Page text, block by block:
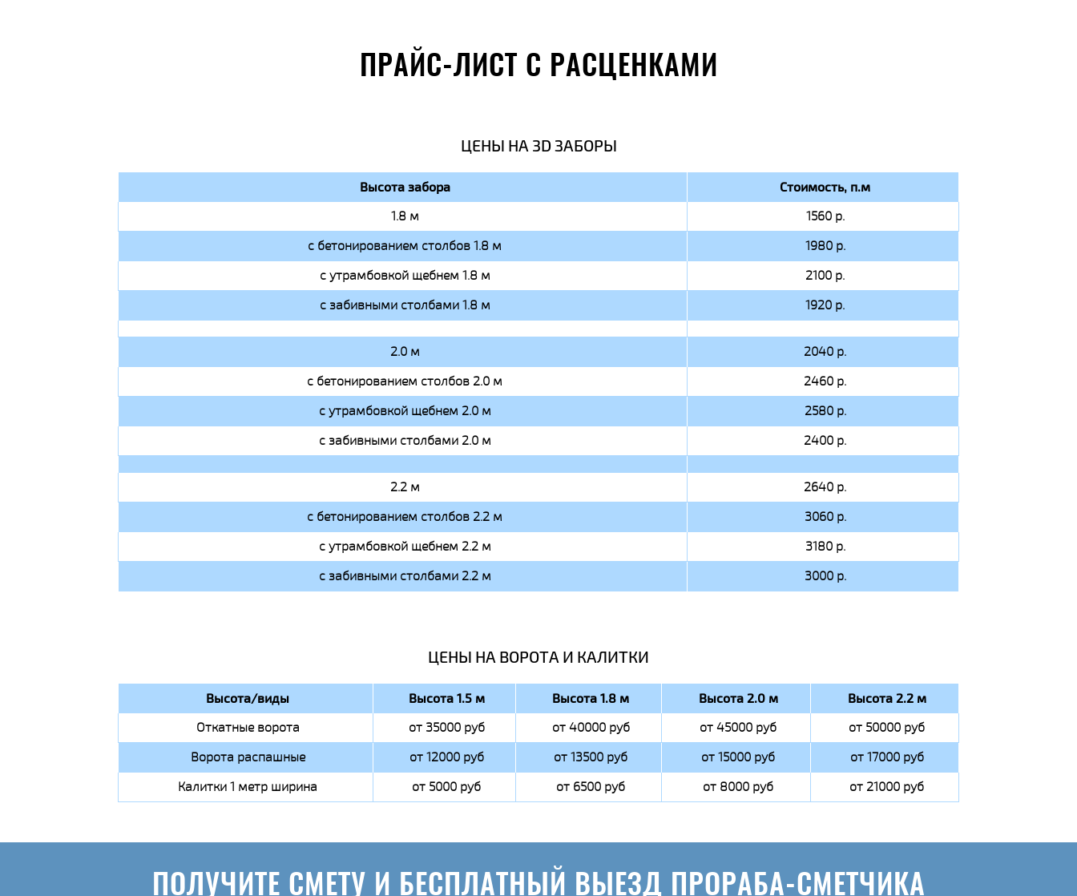
ПРАЙС-ЛИСТ С РАСЦЕНКАМИ
ЦЕНЫ НА 3D ЗАБОРЫ
Высота забора Стоимость, п.м
1.8 м
1560 р.
с бетонированием столбов 1.8 м
1980 р.
с утрамбовкой щебнем 1.8 м
2100 р.
с забивными столбами 1.8 м
1920 р.
2.0 м
2040 р.
с бетонированием столбов 2.0 м
2460 р.
с утрамбовкой щебнем 2.0 м
2580 р.
с забивными столбами 2.0 м
2400 р.
2.2 м
2640 р.
с бетонированием столбов 2.2 м
3060 р.
с утрамбовкой щебнем 2.2 м
3180 р.
с забивными столбами 2.2 м
3000 р.
ЦЕНЫ НА ВОРОТА И КАЛИТКИ
Высота/виды Высота 1.5 м Высота 1.8 м Высота 2.0 м Высота 2.2 м
Откатные ворота от 35000 руб от 40000 руб от 45000 руб
от 50000 руб
Ворота распашные
от 12000 руб от 13500 руб от 15000 руб
от 17000 руб
Калитки 1 метр ширина
от 5000 руб от 6500 руб от 8000 руб от 21000 руб
ПОЛУЧИТЕ СМЕТУ И БЕСПЛАТНЫЙ ВЫЕЗД ПРОРАБА-СМЕТЧИКА